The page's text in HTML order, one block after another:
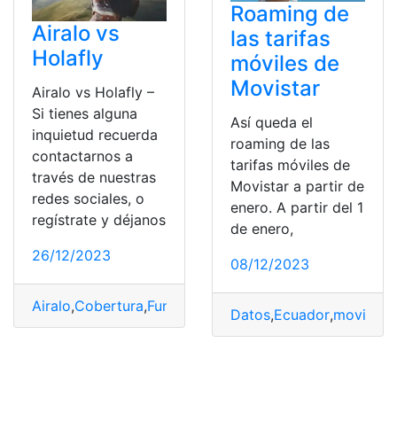
Airalo vs
Holafly
Airalo vs Holafly –
Si tienes alguna
inquietud recuerda
contactarnos a
través de nuestras
redes sociales, o
regístrate y déjanos
26/12/2023
Airalo,Cobertura,Funcionar Holafly Tarifa Usuario
Roaming de
las tarifas
móviles de
Movistar
Así queda el
roaming de las
tarifas móviles de
Movistar a partir de
enero. A partir del 1
de enero,
08/12/2023
Datos,Ecuador,moviles